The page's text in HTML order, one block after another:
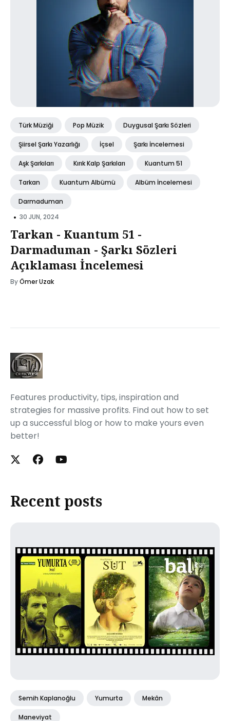
Türk Müziği Pop Müzik Duygusal Şarkı Sözleri
Şiirsel Şarkı Yazarlığı İçsel Şarkı İncelemesi
Aşk Şarkıları Kırık Kalp Şarkıları Kuantum 51
Tarkan Kuantum Albümü Albüm İncelemesi
Darmaduman
• 30 JUN, 2024
Tarkan - Kuantum 51 -
Darmaduman - Şarkı Sözleri
Açıklaması İncelemesi
ByÖmer Uzak
Features productivity, tips, inspiration and
strategies for massive profits. Find out how to set
up a successful blog or how to make yours even
better!
Recent posts
Semih Kaplanoğlu Yumurta Mekân
Maneviyat